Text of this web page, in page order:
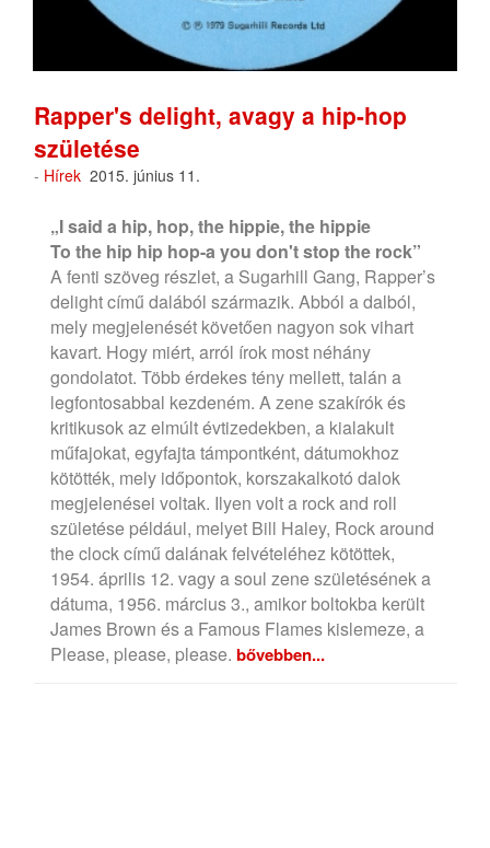
Rapper's delight, avagy a hip-hop
születése
- Hírek 2015. június 11.
„I said a hip, hop, the hippie, the hippie
To the hip hip hop-a you don't stop the rock”
A fenti szöveg részlet, a Sugarhill Gang, Rapper’s
delight című dalából származik. Abból a dalból,
mely megjelenését követően nagyon sok vihart
kavart. Hogy miért, arról írok most néhány
gondolatot. Több érdekes tény mellett, talán a
legfontosabbal kezdeném. A zene szakírók és
kritikusok az elmúlt évtizedekben, a kialakult
műfajokat, egyfajta támpontként, dátumokhoz
kötötték, mely időpontok, korszakalkotó dalok
megjelenései voltak. Ilyen volt a rock and roll
születése például, melyet Bill Haley, Rock around
the clock című dalának felvételéhez kötöttek,
1954. április 12. vagy a soul zene születésének a
dátuma, 1956. március 3., amikor boltokba került
James Brown és a Famous Flames kislemeze, a
Please, please, please. bővebben...